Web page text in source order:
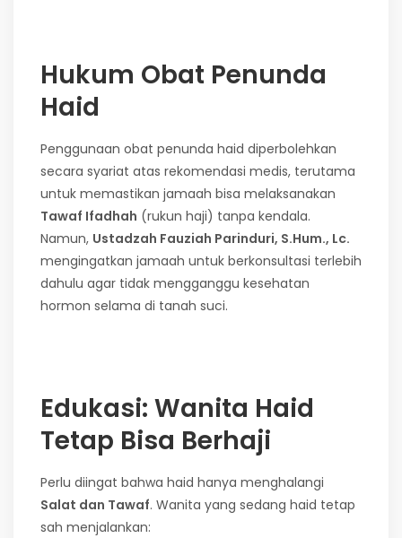
Hukum Obat Penunda
Haid
Penggunaan obat penunda haid diperbolehkan
secara syariat atas rekomendasi medis, terutama
untuk memastikan jamaah bisa melaksanakan
Tawaf Ifadhah (rukun haji) tanpa kendala.
Namun, Ustadzah Fauziah Parinduri, S.Hum., Lc.
mengingatkan jamaah untuk berkonsultasi terlebih
dahulu agar tidak mengganggu kesehatan
hormon selama di tanah suci.
Edukasi: Wanita Haid
Tetap Bisa Berhaji
Perlu diingat bahwa haid hanya menghalangi
Salat dan Tawaf. Wanita yang sedang haid tetap
sah menjalankan: